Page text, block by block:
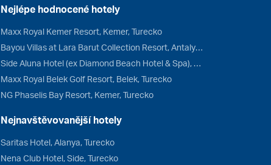
Nejlépe hodnocené hotely
Maxx Royal Kemer Resort, Kemer, Turecko
Bayou Villas at Lara Barut Collection Resort, Antalya, Turecko
Side Aluna Hotel (ex Diamond Beach Hotel & Spa), Side, Turecko
Maxx Royal Belek Golf Resort, Belek, Turecko
NG Phaselis Bay Resort, Kemer, Turecko
Nejnavštěvovanější hotely
Saritas Hotel, Alanya, Turecko
Nena Club Hotel, Side, Turecko